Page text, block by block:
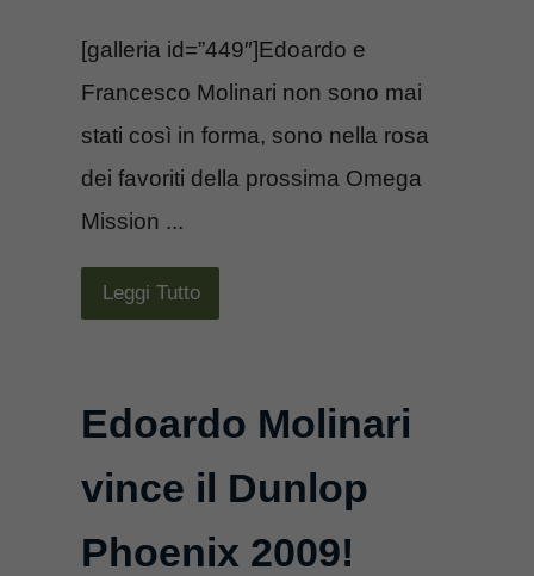
[galleria id=”449″]Edoardo e
Francesco Molinari non sono mai
stati così in forma, sono nella rosa
dei favoriti della prossima Omega
Mission ...
Leggi Tutto
Edoardo Molinari
vince il Dunlop
Phoenix 2009!